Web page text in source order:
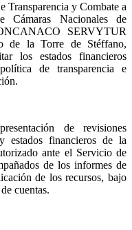
Transparencia y Combate a
Cámaras Nacionales de
SERVYTUR
de la Torre de Stéffano,
los estados financieros
de transparencia e
de revisiones
estados financieros de la
ante el Servicio de
de los informes de
de los recursos, bajo
cuentas.